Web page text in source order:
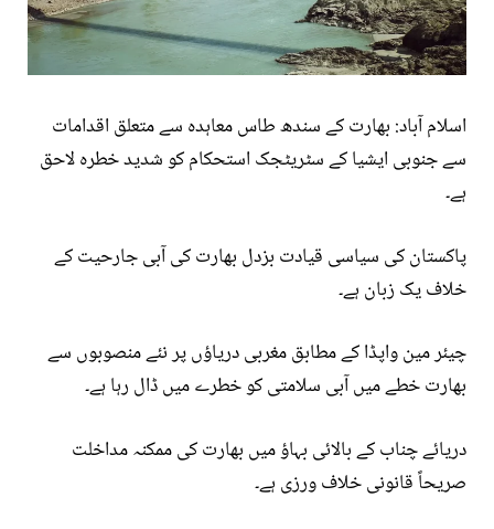
اسلام آباد: بھارت کے سندھ طاس معاہدہ سے متعلق اقدامات
سے جنوبی ایشیا کے سٹریٹجک استحکام کو شدید خطرہ لاحق
ہے۔
پاکستان کی سیاسی قیادت بزدل بھارت کی آبی جارحیت کے
خلاف یک زبان ہے۔
چیئر مین واپڈا کے مطابق مغربی دریاؤں پر نئے منصوبوں سے
بھارت خطے میں آبی سلامتی کو خطرے میں ڈال رہا ہے۔
دریائے چناب کے بالائی بہاؤ میں بھارت کی ممکنہ مداخلت
صریحاً قانونی خلاف ورزی ہے۔